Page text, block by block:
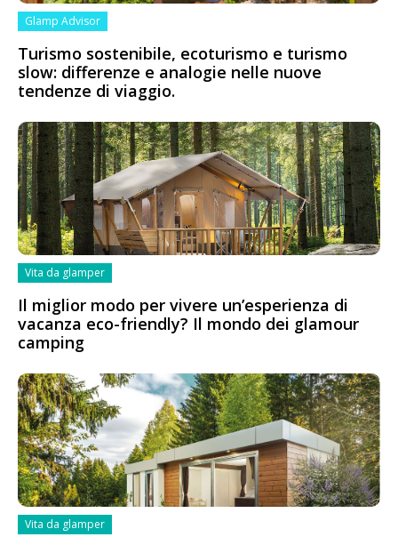
Glamp Advisor
Turismo sostenibile, ecoturismo e turismo
slow: differenze e analogie nelle nuove
tendenze di viaggio.
Vita da glamper
Il miglior modo per vivere un’esperienza di
vacanza eco-friendly? Il mondo dei glamour
camping
Vita da glamper